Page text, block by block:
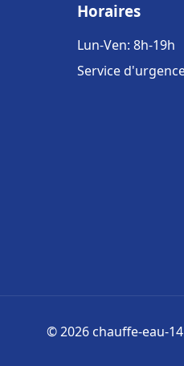
Horaires
Lun-Ven: 8h-19h
Service
© 2026 chauffe-eau-